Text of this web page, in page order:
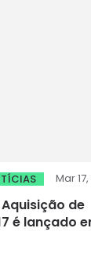
Mar 17,
de
é lançado